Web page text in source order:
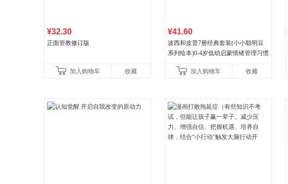
¥32.30
正面管教修订版
加入购物车 收藏
¥41.60
波西和皮普7册经典套装(小小聪明豆
系列绘本)0-4岁低幼启蒙情绪管理习惯
养好品质，发现快
加入购物车 收藏